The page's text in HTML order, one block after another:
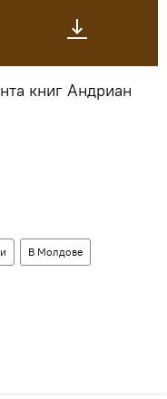
книг Андриан
В Молдове